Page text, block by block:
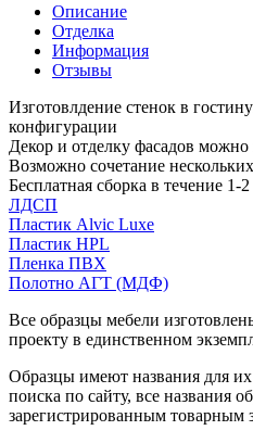
Описание
Отделка
Информация
Отзывы
Изготовлдение стенок в
конфигурации
Декор и отделку фасадов
Возможно сочетание
Бесплатная сборка в течение 1-
ЛДСП
Пластик Alvic Luxe
Пластик HPL
Пленка ПВХ
Полотно АГТ (МДФ)
Все образцы мебели
проекту в единственном
Образцы имеют названия для
поиска по сайту, все названия
зарегистрированным товарным